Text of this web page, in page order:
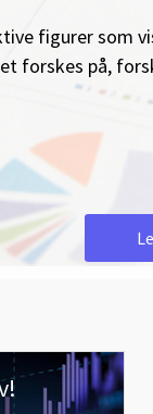
figurer som
forskes på,